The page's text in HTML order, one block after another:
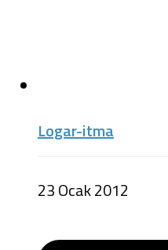
Logar-itma
23 Ocak 2012